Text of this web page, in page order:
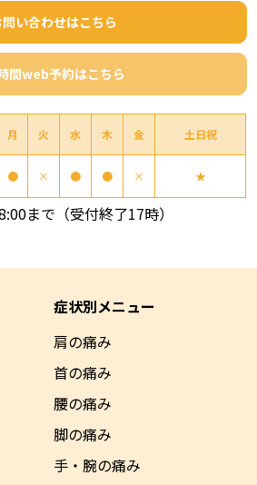
問い合わせはこちら
間web予約はこちら
月 火 水 木 金 土日祝
● × ● ● × ★
まで（受付終了17時）
症状別メニュー
肩の痛み
首の痛み
腰の痛み
脚の痛み
手・腕の痛み